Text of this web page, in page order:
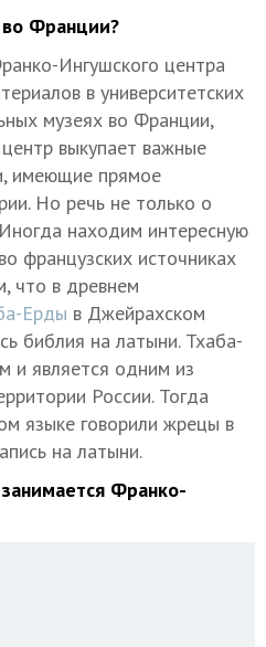
Франции?
Ингушского центра
в университетских
музеях во Франции,
выкупает важные
имеющие прямое
Но речь не только о
находим интересную
французских источниках
что в древнем
Ерды в Джейрахском
библия на латыни. Тхаба-
и является одним из
России. Тогда
языке говорили жрецы в
на латыни.
Франко-